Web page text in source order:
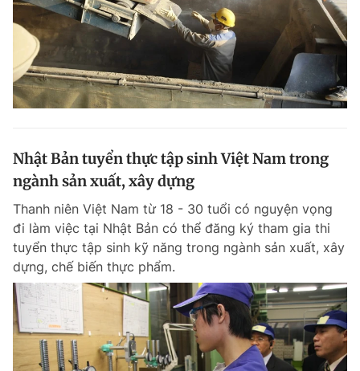
Hotline
0906 645 777
Liên hệ quảng cáo
0908 780 404
Đặt báo Quảng cáo RSS Tòa soạn Chính sách bảo
Phó tổng biên tập: Lâm Hiếu Dũng
Phó tổng biên tập: Trần Việt Hưng
Tổng thư ký tòa soạn: Đức Trung
Giấy phép xuất bản số 110/GP - BTTTT cấp ngày 24.3.2020
© 2003-2026 Bản quyền thuộc về Báo Thanh Niên. Cấm sao chép
dưới mọi hình thức nếu không có sự chấp thuận bằng văn bản.
Phát triển bởi ePi Technologies, JSC.
Nhật Bản tuyển thực tập sinh Việt Nam trong
ngành sản xuất, xây dựng
Thanh niên Việt Nam từ 18 - 30 tuổi có nguyện vọng
đi làm việc tại Nhật Bản có thể đăng ký tham gia thi
tuyển thực tập sinh kỹ năng trong ngành sản xuất, xây
dựng, chế biến thực phẩm.